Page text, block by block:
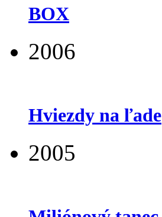
BOX
2006
Hviezdy na ľade
2005